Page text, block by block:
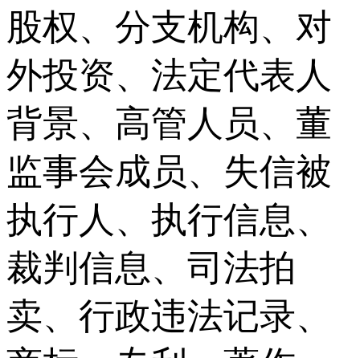
股权、分支机构、对
外投资、法定代表人
背景、高管人员、董
监事会成员、失信被
执行人、执行信息、
裁判信息、司法拍
卖、行政违法记录、